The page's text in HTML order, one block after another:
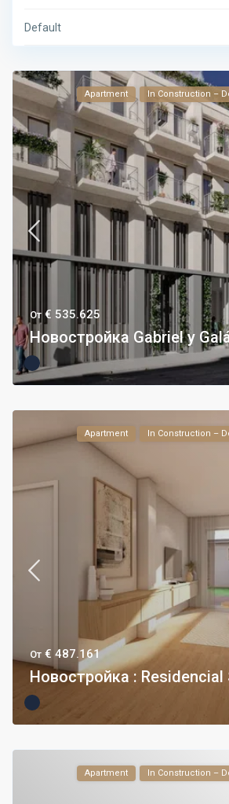
Default
Apartment In Construction –
От € 535.625
Новостройка Gabriel y
Apartment In Construction –
От € 487.161
Новостройка : Residencial
Apartment In Construction –